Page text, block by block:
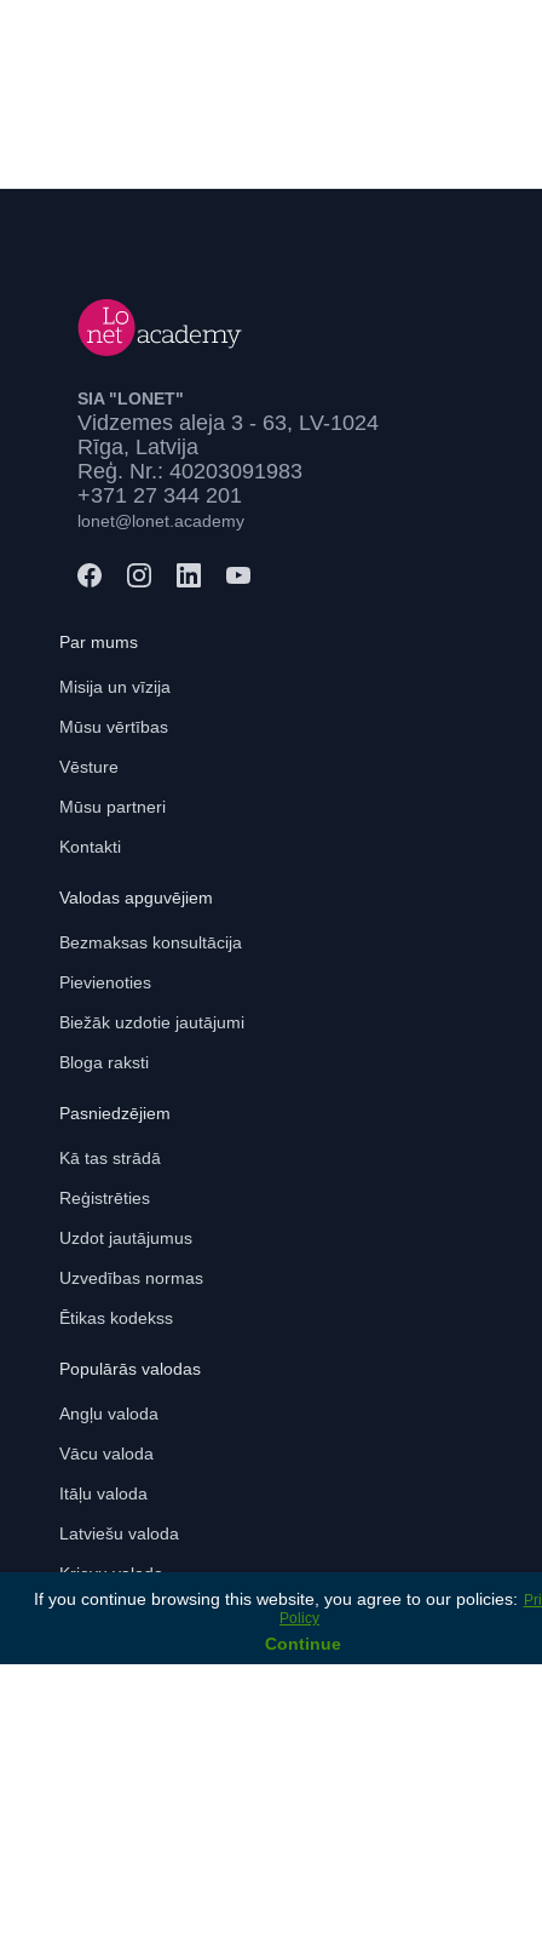
SIA "LONET"
Vidzemes aleja 3 - 63, LV-1024
Rīga, Latvija
Reģ. Nr.: 40203091983
+371 27 344 201
lonet@lonet.academy
Par mums
Misija un vīzija
Mūsu vērtības
Vēsture
Mūsu partneri
Kontakti
Valodas apguvējiem
Bezmaksas konsultācija
Pievienoties
Biežāk uzdotie jautājumi
Bloga raksti
Pasniedzējiem
Kā tas strādā
Reģistrēties
Uzdot jautājumus
Uzvedības normas
Ētikas kodekss
Populārās valodas
Angļu valoda
Vācu valoda
Itāļu valoda
Latviešu valoda
Krievu valoda
Māksājumu iespējas
If you continue browsing this website, you agree to our policies:
Policy
Continue